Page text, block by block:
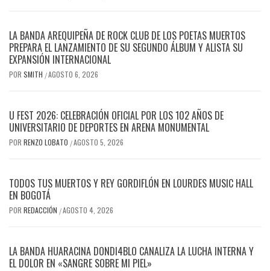
LA BANDA AREQUIPEÑA DE ROCK CLUB DE LOS POETAS MUERTOS
PREPARA EL LANZAMIENTO DE SU SEGUNDO ÁLBUM Y ALISTA SU
EXPANSIÓN INTERNACIONAL
POR SMITH /AGOSTO 6, 2026
U FEST 2026: CELEBRACIÓN OFICIAL POR LOS 102 AÑOS DE
UNIVERSITARIO DE DEPORTES EN ARENA MONUMENTAL
POR RENZO LOBATO /AGOSTO 5, 2026
TODOS TUS MUERTOS Y REY GORDIFLÓN EN LOURDES MUSIC HALL
EN BOGOTÁ
POR REDACCIÓN /AGOSTO 4, 2026
LA BANDA HUARACINA DONDI4BLO CANALIZA LA LUCHA INTERNA Y
EL DOLOR EN «SANGRE SOBRE MI PIEL»